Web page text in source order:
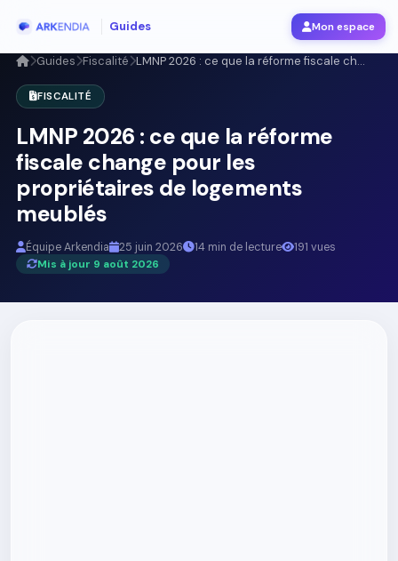
Guides Mon espace
Guides Fiscalité LMNP 2026 : ce que la réforme fiscale ch...
FISCALITÉ
LMNP 2026 : ce que la réforme
fiscale change pour les
propriétaires de logements
meublés
Équipe Arkendia 25 juin 2026 14 min de lecture
191 vues
Mis à jour 9 août 2026